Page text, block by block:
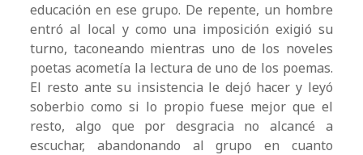
educación en ese grupo. De repente, un hombre
entró al local y como una imposición exigió su
turno, taconeando mientras uno de los noveles
poetas acometía la lectura de uno de los poemas.
El resto ante su insistencia le dejó hacer y leyó
soberbio como si lo propio fuese mejor que el
resto, algo que por desgracia no alcancé a
escuchar, abandonando al grupo en cuanto